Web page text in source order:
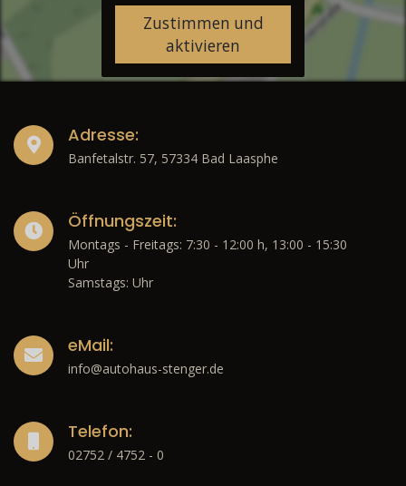
Zustimmen und
aktivieren
Adresse:
Banfetalstr. 57, 57334 Bad Laasphe
Öffnungszeit:
Montags - Freitags: 7:30 - 12:00 h, 13:00 - 15:30
Uhr
Samstags: Uhr
eMail:
info@autohaus-stenger.de
Telefon:
02752 / 4752 - 0